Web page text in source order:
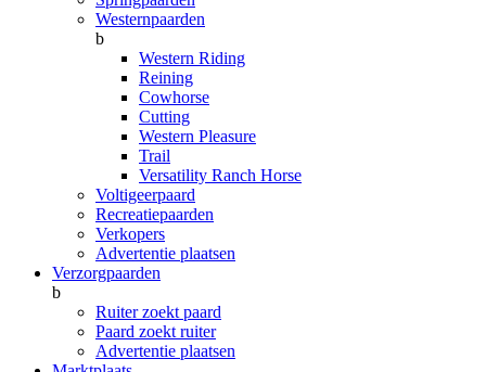
Westernpaarden
b
Western Riding
Reining
Cowhorse
Cutting
Western Pleasure
Trail
Versatility Ranch Horse
Voltigeerpaard
Recreatiepaarden
Verkopers
Advertentie plaatsen
Verzorgpaarden
b
Ruiter zoekt paard
Paard zoekt ruiter
Advertentie plaatsen